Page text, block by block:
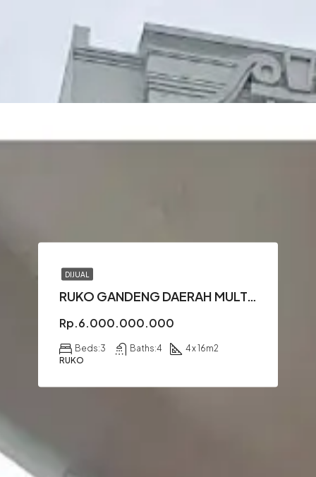
DIJUAL
Rp.6.000.000.000
Beds:3 Baths:4 4 x 16m2
RUKO